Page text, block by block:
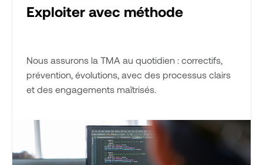
Exploiter avec méthode
Nous assurons la TMA au quotidien : correctifs,
prévention, évolutions, avec des processus clairs
et des engagements maîtrisés.